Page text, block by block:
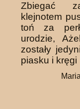
Zbiegać
klejnotem
toń za
urodzie,
zostały
piasku i